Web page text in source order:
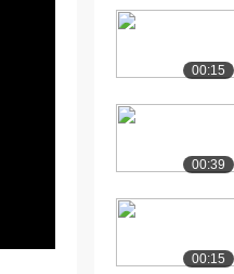
00:15
00:39
00:15